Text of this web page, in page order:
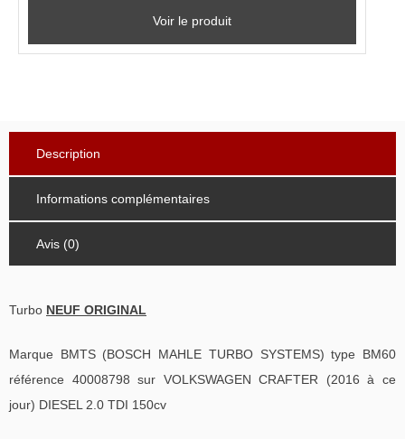
Voir le produit
Description
Informations complémentaires
Avis (0)
Turbo NEUF ORIGINAL
Marque BMTS (BOSCH MAHLE TURBO SYSTEMS) type BM60
référence 40008798 sur VOLKSWAGEN CRAFTER (2016 à ce
jour) DIESEL 2.0 TDI 150cv